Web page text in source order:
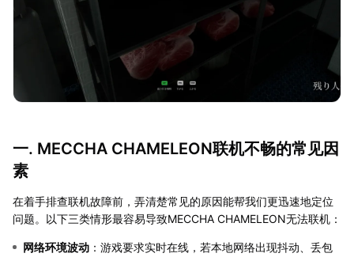
一. MECCHA CHAMELEON联机不畅的常见因
素
在着手排查联机故障前，弄清楚常见的原因能帮我们更迅速地定位
问题。以下三类情形最容易导致MECCHA CHAMELEON无法联机：
网络环境波动 ：游戏要求实时在线，若本地网络出现抖动、丢包